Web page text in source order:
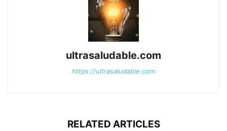
ultrasaludable.com
https://ultrasaludable.com
RELATED ARTICLES